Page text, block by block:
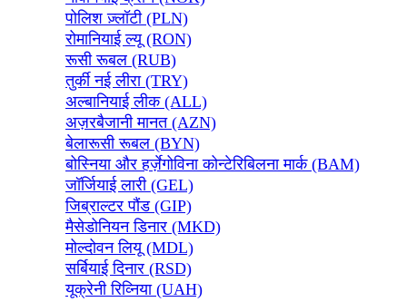
पोलिश ज़्लॉटी (PLN)
रोमानियाई ल्यू (RON)
रूसी रूबल (RUB)
तुर्की नई लीरा (TRY)
अल्बानियाई लीक (ALL)
अज़रबैजानी मानत (AZN)
बेलारूसी रूबल (BYN)
बोस्निया और हर्ज़ेगोविना कोन्टेरिबिलना मार्क (BAM)
जॉर्जियाई लारी (GEL)
जिब्राल्टर पौंड (GIP)
मैसेडोनियन डिनार (MKD)
मोल्दोवन लियू (MDL)
सर्बियाई दिनार (RSD)
यूक्रेनी रिव्निया (UAH)